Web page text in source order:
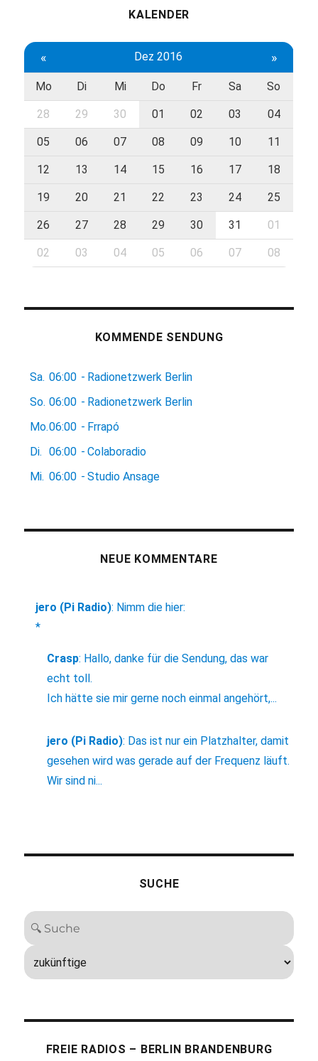
KALENDER
« Dez 2016 »
Mo Di Mi Do Fr Sa So
28 29 30 01 02 03 04
05 06 07 08 09 10 11
12 13 14 15 16 17 18
19 20 21 22 23 24 25
26 27 28 29 30 31 01
02 03 04 05 06 07 08
KOMMENDE SENDUNG
Sa. 06:00 - Radionetzwerk Berlin
So. 06:00 - Radionetzwerk Berlin
Mo.06:00 - Frrapó
Di.
06:00 - Colaboradio
Mi. 06:00 - Studio Ansage
NEUE KOMMENTARE
jero (Pi Radio): Nimm die hier:
*
Crasp: Hallo, danke für die Sendung, das war
echt toll.
Ich hätte sie mir gerne noch einmal angehört,...
jero (Pi Radio): Das ist nur ein Platzhalter, damit
gesehen wird was gerade auf der Frequenz läuft.
Wir sind ni...
SUCHE
FREIE RADIOS – BERLIN BRANDENBURG